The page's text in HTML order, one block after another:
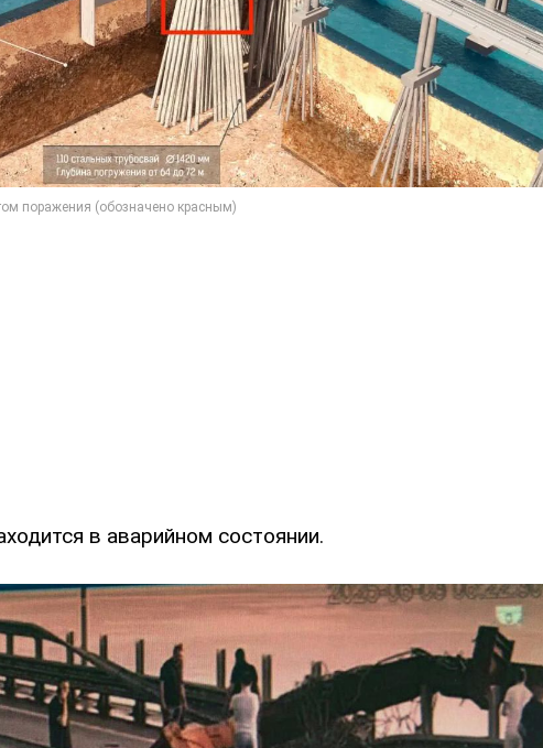
в аварийном состоянии.